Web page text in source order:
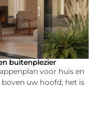
buitenplezier
voor huis en
boven uw hoofd; het is